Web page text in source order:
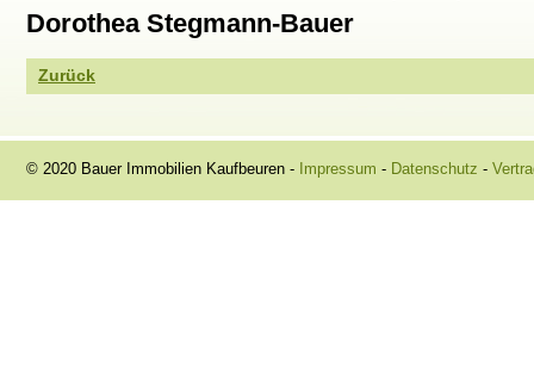
Dorothea Stegmann-Bauer
Zurück
© 2020 Bauer Immobilien Kaufbeuren - Impressum - Datenschutz -